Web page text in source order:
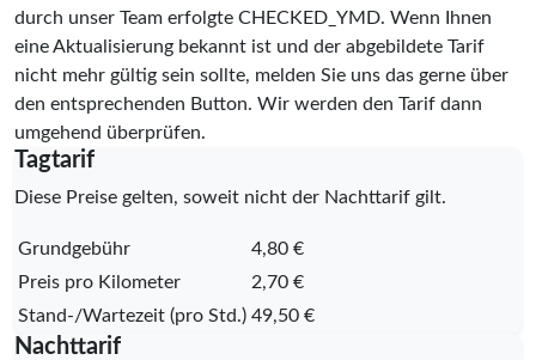
durch unser Team erfolgte CHECKED_YMD. Wenn Ihnen
eine Aktualisierung bekannt ist und der abgebildete Tarif
nicht mehr gültig sein sollte, melden Sie uns das gerne über
den entsprechenden Button. Wir werden den Tarif dann
umgehend überprüfen.
Tagtarif
Diese Preise gelten, soweit nicht der Nachttarif gilt.
Grundgebühr
4,80 €
Preis pro Kilometer
2,70 €
Stand-/Wartezeit (pro Std.) 49,50 €
Nachttarif